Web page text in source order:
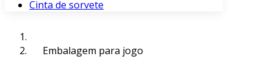
Cinta de sorvete
Embalagem para jogo